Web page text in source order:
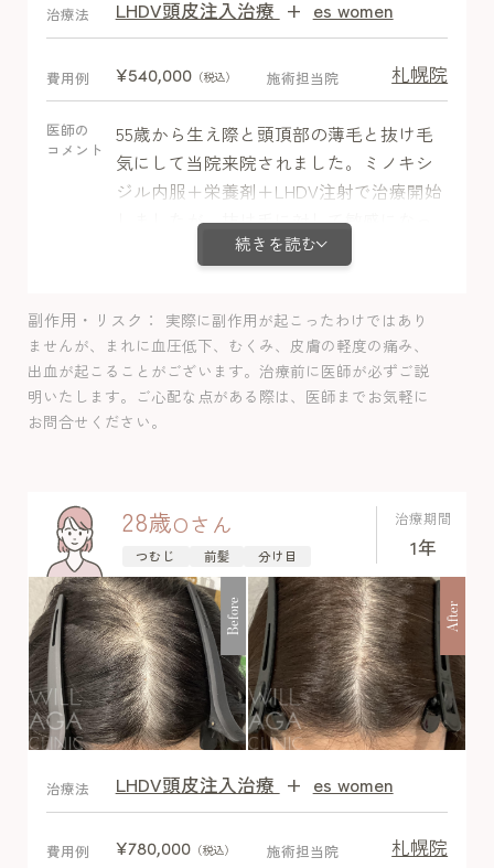
After
治療法 LHDV頭皮注入治療 + es women
費用例 ¥540,000（税込） 施術担当院 札幌院
医師の
コメント
55歳から生え際と頭頂部の薄毛と抜け毛
気にして当院来院されました。ミノキシ
ジル内服＋栄養剤＋LHDV注射で治療開始
しましたが、抜け毛に対して敏感になっ
ているため1か月目の初期脱毛を気にされ
予定より早くまとめて抜ける現象であ
り、毛量は1-2%ほど影響でますが見た目
に影響でるほどではないので、写真比較
したところ安心されていました。女性の
せんでした。
続きを読む
副作用・リスク
実際に副作用が起こったわけではあり
ませんが、まれに血圧低下、むくみ、皮膚の軽度の痛み、
出血が起こることがございます。治療前に医師が必ずご説
明いたします。ご心配な点がある際は、医師までお気軽に
お問合せください。
28歳Oさん
つむじ 前髪 分け目
治療期間
1年
Before After
After
治療法 LHDV頭皮注入治療 + es women
費用例 ¥780,000（税込） 施術担当院 札幌院